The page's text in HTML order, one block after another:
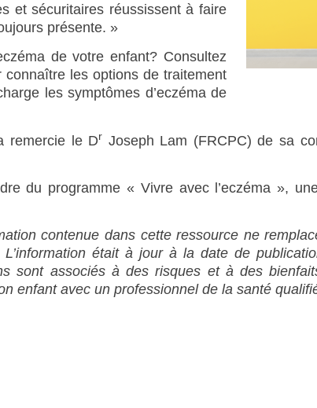
et sécuritaires réussissent à faire
présente. »
de votre enfant? Consultez
les options de traitement
les symptômes d’eczéma de
remercie le Dr Joseph Lam (FRCPC) de sa
du programme « Vivre avec l’eczéma »,
contenue dans cette ressource ne
L’information était à jour à la date de
sont associés à des risques et à des
enfant avec un professionnel de la santé